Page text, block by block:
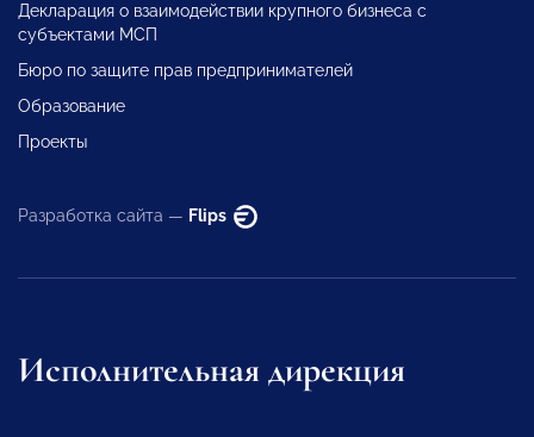
Декларация о взаимодействии крупного бизнеса с
субъектами МСП
Бюро по защите прав предпринимателей
Образование
Проекты
Разработка сайта — Flips
Исполнительная дирекция